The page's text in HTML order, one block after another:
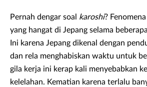
Pernah dengar soal karoshi?
yang hangat di Jepang selama
Ini karena Jepang dikenal dengan
dan rela menghabiskan waktu untuk
gila kerja ini kerap kali menyebabkan
kelelahan. Kematian karena terlalu